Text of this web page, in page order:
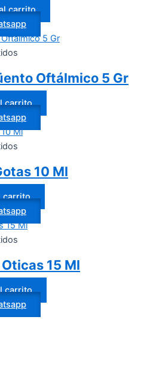
carrito
Oftálmico 5 Gr
carrito
10 Ml
carrito
15 Ml
carrito